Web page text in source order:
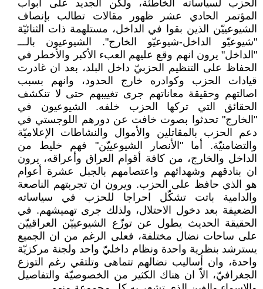
الحزب لسياساته الخاطئة، ولكن الجديد على أبواب
المؤتمر الحادي عشر ظهور مقالات تطالب بإنصاف
الشيوعييّن الذين بقوا في الداخل، مستلهمة ذات الثنائيّة
"شيوعيّو الداخل-شيوعيّو الخارج". الشيوعيون بالـــ
"الداخل" يرون انهم وقع عليهم العبء الأكبر والأخطر في
الحفاظ على التنظيم الحزبيّ داخل البلد، بعد ان غادرت
قيادات الحزب وكوادره خارج الحدود، وانهم بسبب
اصالتهم وحقيقة معاناتهم جرى تغييبهم حتى لا تنكشف
الحقائق التي تركها الحزب خلفه. الشيوعيون في
"الخارج" تحدثوا بصوت خافت عن دورهم اللوجستي في
دعم الحزب بالمقاتلين والأموال والنشاطات الإعلاميّة
والتضامنيّة. أما "الأنصار الشيوعييّن" فهم خليط من
الداخل والخارج، من كافة أقوام العراق وأعراقه، يرون
ان بنادقهم وشهدائهم واعتصامهم بالجبل عشرة أعوام
هو الذي حافظ على الحزب. ويرون ان تجربتهم الناصعة
والدامية باتت تشكّل احراجا للحزب في سياساته
الضعيفة بعد دخول الاحتلال، ولذلك جرى تهميشهم. في
الحقيقة الحديث يطول عن توزّع الشيوعييّن العراقييّن
على ساحات نضال مختلفة، فعلى الرغم من ان الجميع
يسترشد بنظرية واحدة ونظام داخليّ واحد ولجنة مركزيّة
واحدة، وان أساليب نضالهم تتماهى وتلتقي رغم التوزع
الجغرافيّ، الاّ ان هناك الكثير من الخصوصيّة والتفاصيل